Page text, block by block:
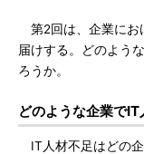
第2回は、企業にお
届けする。どのよう
ろうか。
どのような企業で
IT人材不足はどの